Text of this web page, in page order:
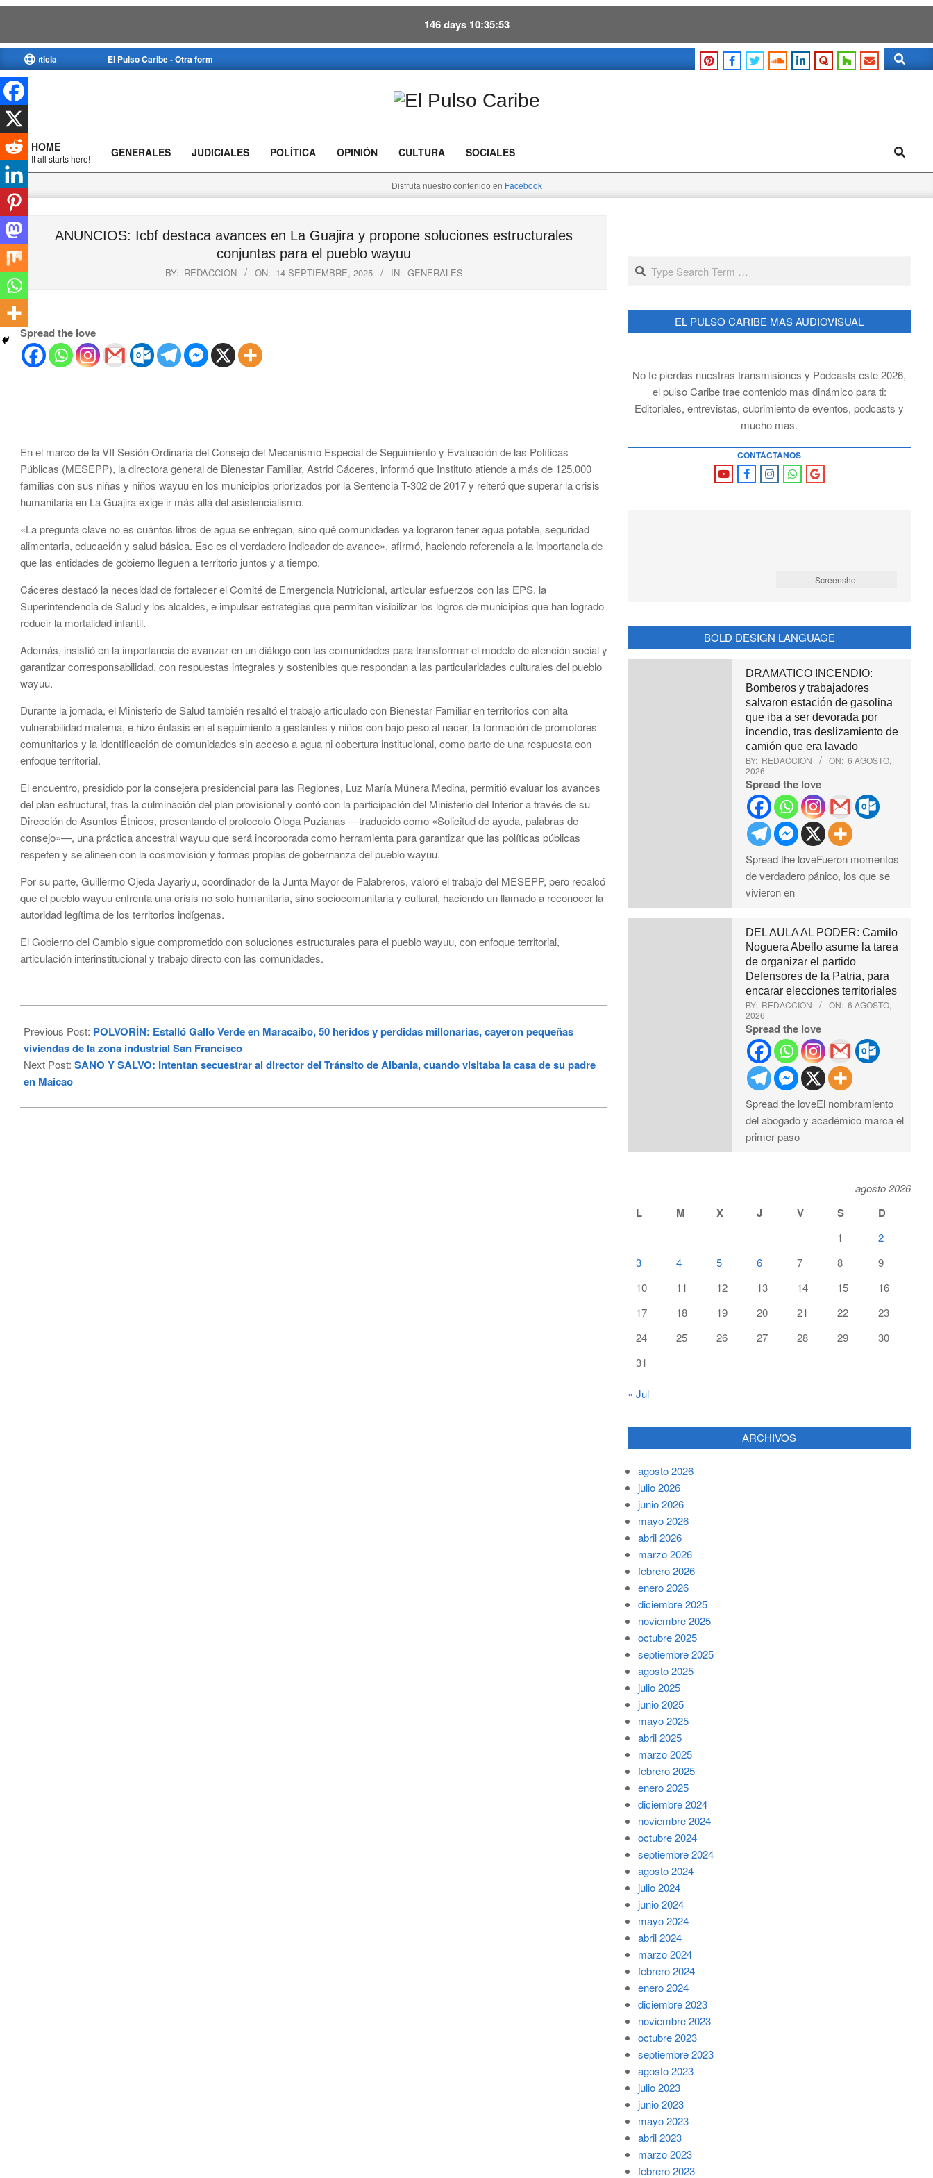
146 days 10 35 52
to
content
noticia El Pulso Caribe - Otra forma de ver la noticia Search
Caribe
Primary
Navigation
Menu
HOME
It all starts here! GENERALES JUDICIALES POLÍTICA OPINIÓN CULTURA SOCIALES Search
Disfruta nuestro contenido en Facebook
ANUNCIOS: Icbf destaca avances en La Guajira y propone soluciones estructurales
conjuntas para el pueblo wayuu
BY: REDACCION ON: 14 SEPTIEMBRE, 2025 IN: GENERALES
Spread the love
En el marco de la VII Sesión Ordinaria del Consejo del Mecanismo Especial de Seguimiento y Evaluación de las Políticas
Públicas (MESEPP), la directora general de Bienestar Familiar, Astrid Cáceres, informó que Instituto atiende a más de 125.000
familias con sus niñas y niños wayuu en los municipios priorizados por la Sentencia T-302 de 2017 y reiteró que superar la crisis
humanitaria en La Guajira exige ir más allá del asistencialismo.
«La pregunta clave no es cuántos litros de agua se entregan, sino qué comunidades ya lograron tener agua potable, seguridad
alimentaria, educación y salud básica. Ese es el verdadero indicador de avance», afirmó, haciendo referencia a la importancia de
que las entidades de gobierno lleguen a territorio juntos y a tiempo.
Cáceres destacó la necesidad de fortalecer el Comité de Emergencia Nutricional, articular esfuerzos con las EPS, la
Superintendencia de Salud y los alcaldes, e impulsar estrategias que permitan visibilizar los logros de municipios que han logrado
reducir la mortalidad infantil.
Además, insistió en la importancia de avanzar en un diálogo con las comunidades para transformar el modelo de atención social y
garantizar corresponsabilidad, con respuestas integrales y sostenibles que respondan a las particularidades culturales del pueblo
wayuu.
Durante la jornada, el Ministerio de Salud también resaltó el trabajo articulado con Bienestar Familiar en territorios con alta
vulnerabilidad materna, e hizo énfasis en el seguimiento a gestantes y niños con bajo peso al nacer, la formación de promotores
comunitarios y la identificación de comunidades sin acceso a agua ni cobertura institucional, como parte de una respuesta con
enfoque territorial.
El encuentro, presidido por la consejera presidencial para las Regiones, Luz María Múnera Medina, permitió evaluar los avances
del plan estructural, tras la culminación del plan provisional y contó con la participación del Ministerio del Interior a través de su
Dirección de Asuntos Étnicos, presentando el protocolo Ologa Puzianas —traducido como «Solicitud de ayuda, palabras de
consejo»—, una práctica ancestral wayuu que será incorporada como herramienta para garantizar que las políticas públicas
respeten y se alineen con la cosmovisión y formas propias de gobernanza del pueblo wayuu.
Por su parte, Guillermo Ojeda Jayariyu, coordinador de la Junta Mayor de Palabreros, valoró el trabajo del MESEPP, pero recalcó
que el pueblo wayuu enfrenta una crisis no solo humanitaria, sino sociocomunitaria y cultural, haciendo un llamado a reconocer la
autoridad legítima de los territorios indígenas.
El Gobierno del Cambio sigue comprometido con soluciones estructurales para el pueblo wayuu, con enfoque territorial,
articulación interinstitucional y trabajo directo con las comunidades.
09-
14
Previous Post: POLVORÍN: Estalló Gallo Verde en Maracaibo, 50 heridos y perdidas millonarias, cayeron pequeñas
viviendas de la zona industrial San Francisco
Next Post: SANO Y SALVO: Intentan secuestrar al director del Tránsito de Albania, cuando visitaba la casa de su padre
en Maicao
Search
EL PULSO CARIBE MAS AUDIOVISUAL
No te pierdas nuestras transmisiones y Podcasts este 2026,
el pulso Caribe trae contenido mas dinámico para ti:
Editoriales, entrevistas, cubrimiento de eventos, podcasts y
mucho mas.
CONTÁCTANOS
Screenshot
BOLD DESIGN LANGUAGE
DRAMATICO INCENDIO:
Bomberos y trabajadores
salvaron estación de gasolina
que iba a ser devorada por
incendio, tras deslizamiento de
camión que era lavado
BY: REDACCION ON: 6 AGOSTO,
2026
Spread the love
Spread the loveFueron momentos
de verdadero pánico, los que se
vivieron en
DEL AULA AL PODER: Camilo
Noguera Abello asume la tarea
de organizar el partido
Defensores de la Patria, para
encarar elecciones territoriales
BY: REDACCION ON: 6 AGOSTO,
2026
Spread the love
Spread the loveEl nombramiento
del abogado y académico marca el
primer paso
agosto 2026
L M X J V S D
1
2
3
4 5 6 7 8
9
10
11 12 13 14 15
16
17
18 19 20 21 22
23
24
25 26 27 28 29
30
31
« Jul
ARCHIVOS
agosto 2026
julio 2026
junio 2026
mayo 2026
abril 2026
marzo 2026
febrero 2026
enero 2026
diciembre 2025
noviembre 2025
octubre 2025
septiembre 2025
agosto 2025
julio 2025
junio 2025
mayo 2025
abril 2025
marzo 2025
febrero 2025
enero 2025
diciembre 2024
noviembre 2024
octubre 2024
septiembre 2024
agosto 2024
julio 2024
junio 2024
mayo 2024
abril 2024
marzo 2024
febrero 2024
enero 2024
diciembre 2023
noviembre 2023
octubre 2023
septiembre 2023
agosto 2023
julio 2023
junio 2023
mayo 2023
abril 2023
marzo 2023
febrero 2023